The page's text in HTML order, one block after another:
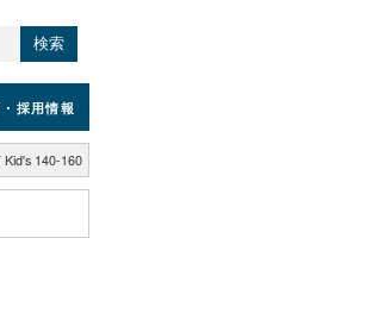
検索
・採用情報
140-160